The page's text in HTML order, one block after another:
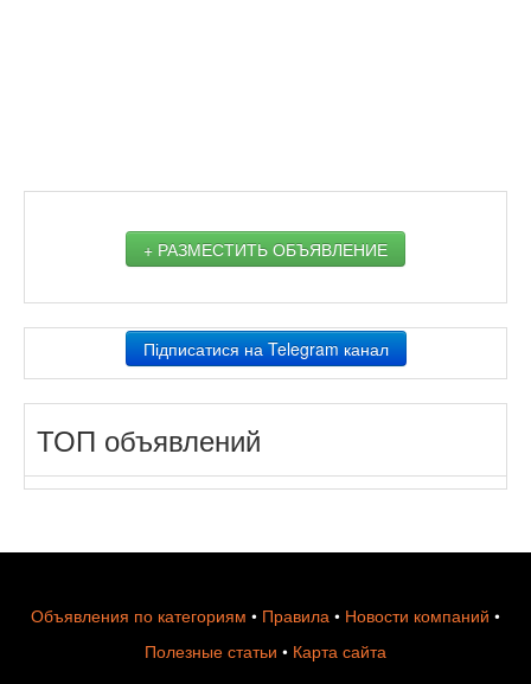
+ РАЗМЕСТИТЬ ОБЪЯВЛЕНИЕ
Підписатися на Telegram канал
ТОП объявлений
Объявления по категориям • Правила • Новости компаний •
Полезные статьи • Карта сайта